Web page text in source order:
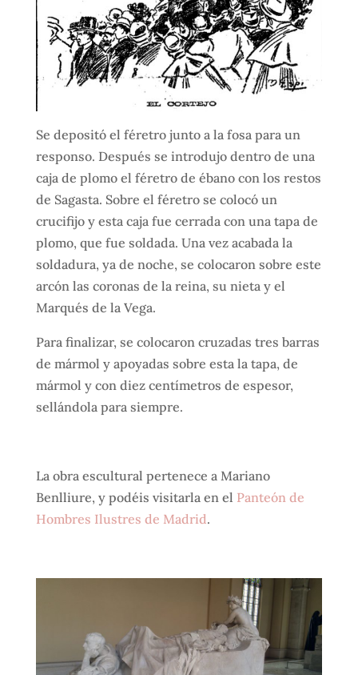
Se depositó el féretro junto a la fosa para un
responso. Después se introdujo dentro de una
caja de plomo el féretro de ébano con los restos
de Sagasta. Sobre el féretro se colocó un
crucifijo y esta caja fue cerrada con una tapa de
plomo, que fue soldada. Una vez acabada la
soldadura, ya de noche, se colocaron sobre este
arcón las coronas de la reina, su nieta y el
Marqués de la Vega.
Para finalizar, se colocaron cruzadas tres barras
de mármol y apoyadas sobre esta la tapa, de
mármol y con diez centímetros de espesor,
sellándola para siempre.
La obra escultural pertenece a Mariano
Benlliure, y podéis visitarla en el Panteón de
Hombres Ilustres de Madrid.